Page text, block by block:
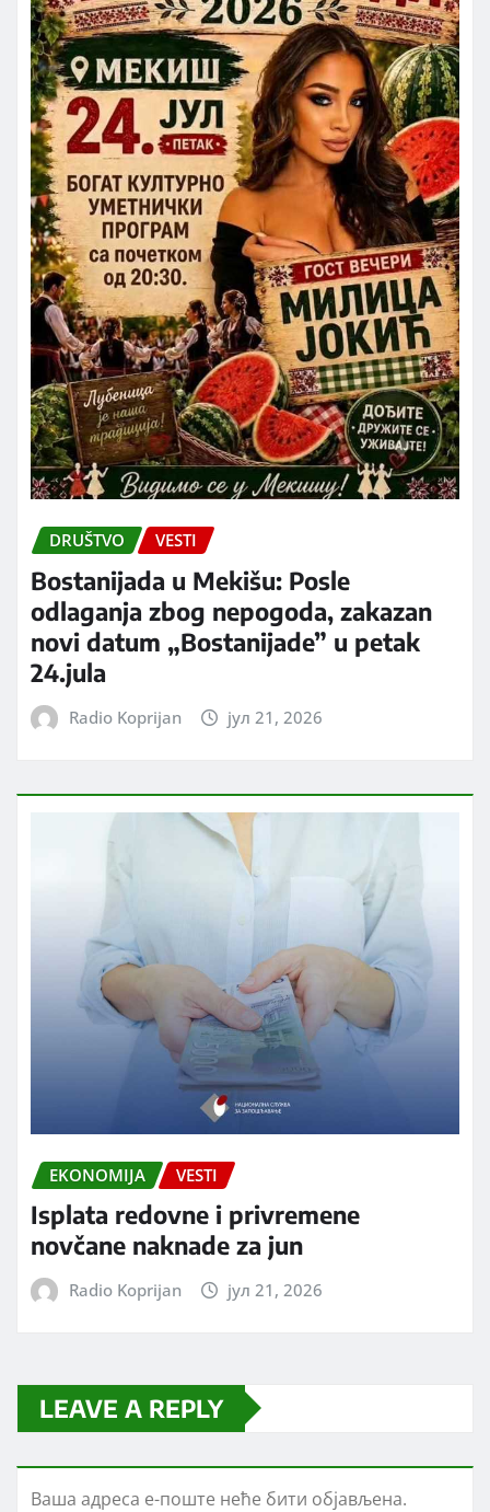
DRUŠTVO VESTI
Bostanijada u Mekišu: Posle
odlaganja zbog nepogoda, zakazan
novi datum „Bostanijade” u petak
24.jula
Radio Koprijan јул 21, 2026
EKONOMIJA VESTI
Isplata redovne i privremene
novčane naknade za jun
Radio Koprijan јул 21, 2026
LEAVE A REPLY
Ваша адреса е-поште неће бити објављена.